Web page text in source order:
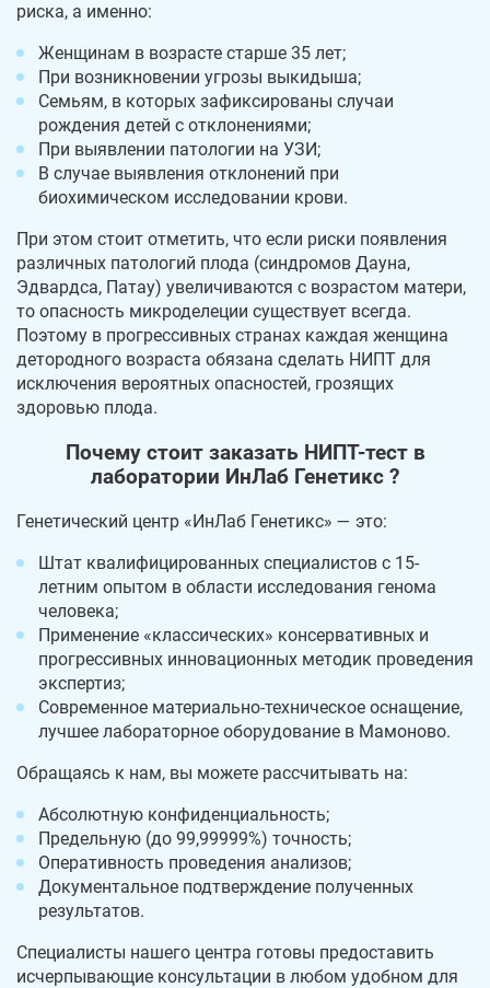
риска, а именно:
Женщинам в возрасте старше 35 лет;
При возникновении угрозы выкидыша;
Семьям, в которых зафиксированы случаи
рождения детей с отклонениями;
При выявлении патологии на УЗИ;
В случае выявления отклонений при
биохимическом исследовании крови.
При этом стоит отметить, что если риски появления
различных патологий плода (синдромов Дауна,
Эдвардса, Патау) увеличиваются с возрастом матери,
то опасность микроделеции существует всегда.
Поэтому в прогрессивных странах каждая женщина
детородного возраста обязана сделать НИПТ для
исключения вероятных опасностей, грозящих
здоровью плода.
Почему стоит заказать НИПТ-тест в
лаборатории ИнЛаб Генетикс ?
Генетический центр «ИнЛаб Генетикс» — это:
Штат квалифицированных специалистов с 15-
летним опытом в области исследования генома
человека;
Применение «классических» консервативных и
прогрессивных инновационных методик проведения
экспертиз;
Современное материально-техническое оснащение,
лучшее лабораторное оборудование в Мамоново.
Обращаясь к нам, вы можете рассчитывать на:
Абсолютную конфиденциальность;
Предельную (до 99,99999%) точность;
Оперативность проведения анализов;
Документальное подтверждение полученных
результатов.
Специалисты нашего центра готовы предоставить
исчерпывающие консультации в любом удобном для